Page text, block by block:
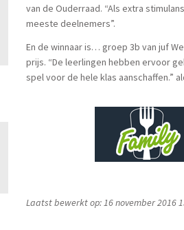
van de Ouderraad. “Als extra
meeste deelnemers”.
En de winnaar is… groep 3b van juf
prijs. “De leerlingen hebben ervoor
spel voor de hele klas aanschaffen.”
Laatst bewerkt op: 16 november 2016